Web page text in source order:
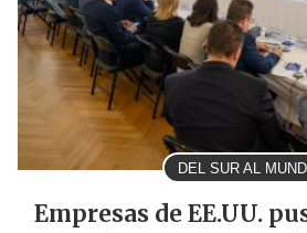
DEL SUR AL
Empresas de EE.UU.